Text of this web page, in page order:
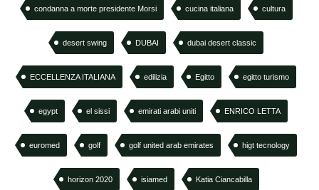
condanna a morte presidente Morsi cucina italiana cultura
desert swing DUBAI dubai desert classic
ECCELLENZA ITALIANA edilizia Egitto egitto turismo
egypt el sissi emirati arabi uniti ENRICO LETTA
euromed golf golf united arab emirates higt tecnology
horizon 2020 isiamed Katia Ciancabilla